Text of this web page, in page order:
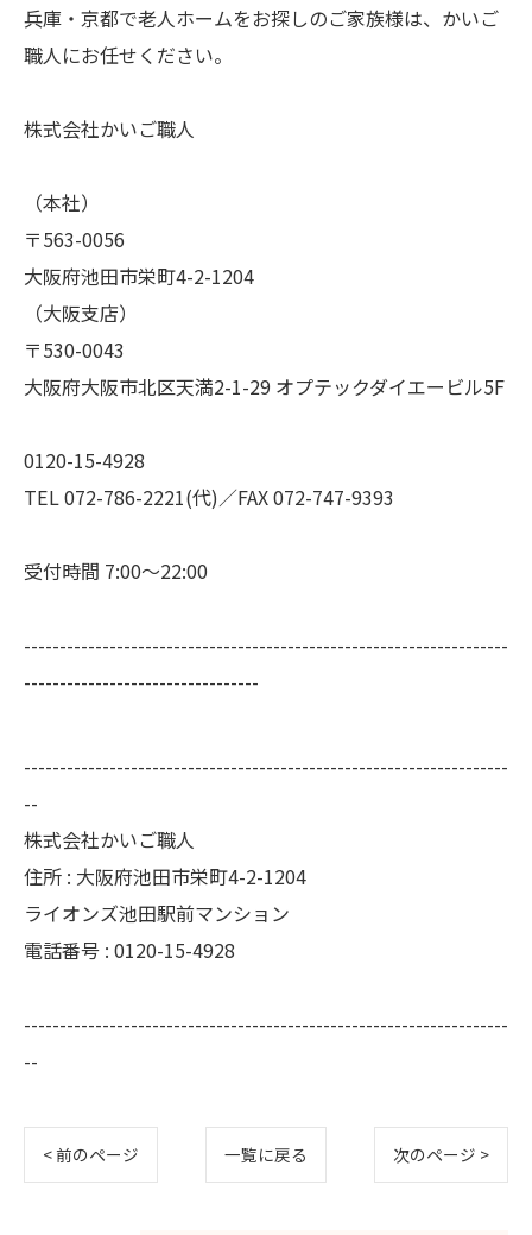
兵庫・京都で老人ホームをお探しのご家族様は、かいご
職人にお任せください。
株式会社かいご職人
（本社）
〒563-0056
大阪府池田市栄町4-2-1204
（大阪支店）
〒530-0043
大阪府大阪市北区天満2-1-29 オプテックダイエービル5F
0120-15-4928
TEL 072-786-2221(代)／FAX 072-747-9393
受付時間 7:00～22:00
--------------------------------------------------------------------
---------------------------------
--------------------------------------------------------------------
--
株式会社かいご職人
住所 : 大阪府池田市栄町4-2-1204
ライオンズ池田駅前マンション
電話番号 : 0120-15-4928
--------------------------------------------------------------------
--
< 前のページ 一覧に戻る 次のページ >